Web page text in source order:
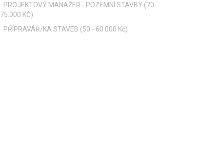
PROJEKTOVÝ MANAŽER - POZEMNÍ STAVBY (70-
75.000 KČ)
PŘÍPRAVÁŘ/KA STAVEB (50 - 60.000 Kč)